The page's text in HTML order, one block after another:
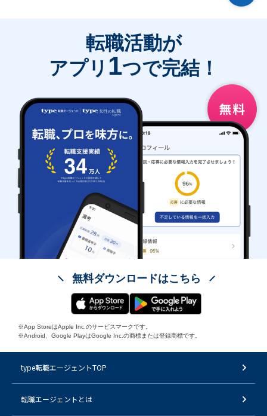
転職活動が
アプリ 1つで完結！
無料ダウンロードはこちら
※App StoreはApple Inc.のサービスマークです。
※Android、Google PlayはGoogle Inc.の商標または登録商標です。
type転職エージェントTOP
転職エージェントとは